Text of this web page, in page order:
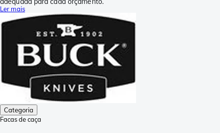
Ler mais
Categoria
Facas de caça